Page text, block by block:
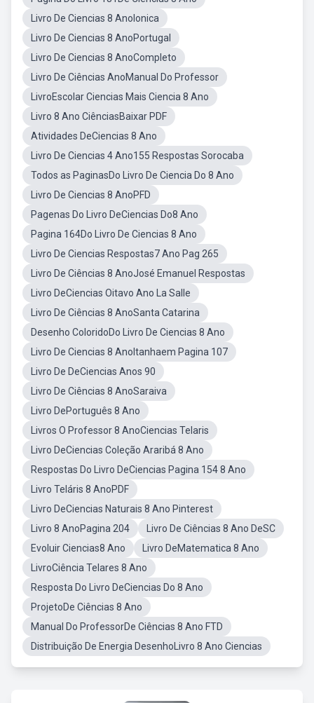
Livro De Ciencias 8 AnoIonica
Livro De Ciencias 8 AnoPortugal
Livro De Ciencias 8 AnoCompleto
Livro De Ciências AnoManual Do Professor
LivroEscolar Ciencias Mais Ciencia 8 Ano
Livro 8 Ano CiênciasBaixar PDF
Atividades DeCiencias 8 Ano
Livro De Ciencias 4 Ano155 Respostas Sorocaba
Todos as PaginasDo Livro De Ciencia Do 8 Ano
Livro De Ciencias 8 AnoPFD
Pagenas Do Livro DeCiencias Do8 Ano
Pagina 164Do Livro De Ciencias 8 Ano
Livro De Ciencias Respostas7 Ano Pag 265
Livro De Ciências 8 AnoJosé Emanuel Respostas
Livro DeCiencias Oitavo Ano La Salle
Livro De Ciências 8 AnoSanta Catarina
Desenho ColoridoDo Livro De Ciencias 8 Ano
Livro De Ciencias 8 AnoItanhaem Pagina 107
Livro De DeCiencias Anos 90
Livro De Ciências 8 AnoSaraiva
Livro DePortuguês 8 Ano
Livros O Professor 8 AnoCiencias Telaris
Livro DeCiencias Coleção Araribá 8 Ano
Respostas Do Livro DeCiencias Pagina 154 8 Ano
Livro Teláris 8 AnoPDF
Livro DeCiencias Naturais 8 Ano Pinterest
Livro 8 AnoPagina 204
Livro De Ciências 8 Ano DeSC
Evoluir Ciencias8 Ano
Livro DeMatematica 8 Ano
LivroCiência Telares 8 Ano
Resposta Do Livro DeCiencias Do 8 Ano
ProjetoDe Ciências 8 Ano
Manual Do ProfessorDe Ciências 8 Ano FTD
Distribuição De Energia DesenhoLivro 8 Ano Ciencias